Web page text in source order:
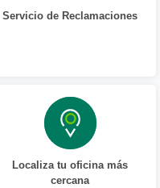
Servicio de Reclamaciones
Localiza tu oficina más
cercana